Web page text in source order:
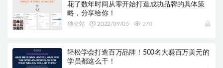
花了数年时间从零开始打造成功品牌的具体策
略，分享给你！
独立站 2022/09/05 270
轻松学会打造百万品牌！500名大赚百万美元的
学员都这么干！